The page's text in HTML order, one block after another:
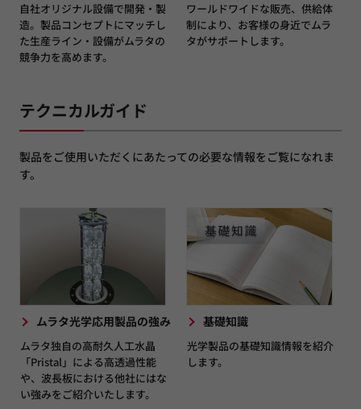
自社オリジナル設備で開発・製
造。製品コンセプトにマッチし
た生産ライン・設備がムラタの
競争力を高めます。
ワールドワイドな販売、供給体
制により、お客様の身近でムラ
タがサポートします。
テクニカルガイド
製品をご使用いただくにあたっての必要な情報をご覧になれま
す。
ムラタ光学応用製品の強み
ムラタ独自の高耐久人工水晶
「Pristal」による高透過性能
や、波長板における他社にはな
い強みをご紹介いたします。
基礎知識
光学製品の基礎知識情報を紹介
します。